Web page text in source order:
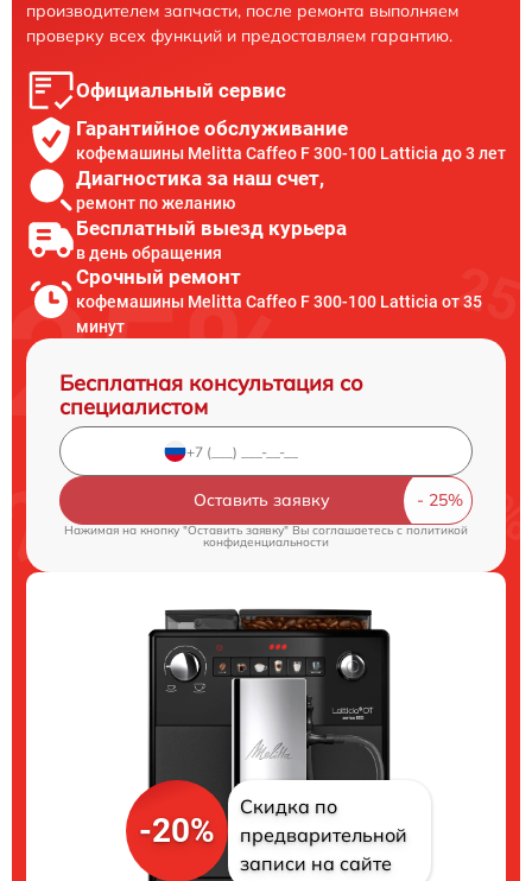
производителем запчасти, после ремонта выполняем
проверку всех функций и предоставляем гарантию.
Официальный сервис
Гарантийное обслуживание
кофемашины Melitta Caffeo F 300-100 Latticia до 3 лет
Диагностика за наш счет,
ремонт по желанию
Бесплатный выезд курьера
в день обращения
Срочный ремонт
кофемашины Melitta Caffeo F 300-100 Latticia от 35
минут
Бесплатная консультация со
специалистом
Оставить заявку
Нажимая на кнопку "Оставить заявку" Вы соглашаетесь cполитикой
конфиденциальности
-20%
Скидка по
предварительной
записи на сайте